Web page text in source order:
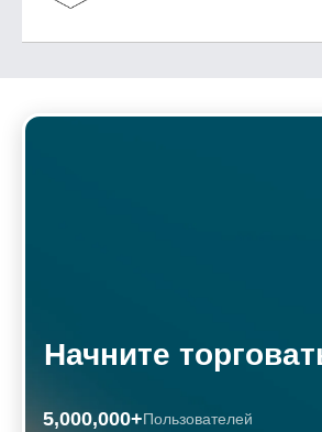
Начните
5,000,000+Пользователей